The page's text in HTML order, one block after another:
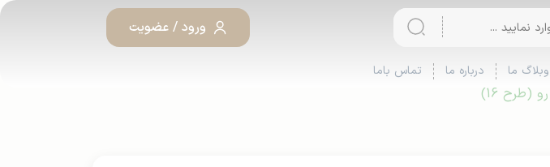
ورود / عضویت
وبلاگ ما درباره ما تماس باما
16)